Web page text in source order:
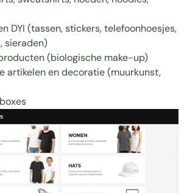
DYI (tassen, stickers, telefoonhoesjes,
sieraden)
(biologische make-up)
artikelen en decoratie (muurkunst,